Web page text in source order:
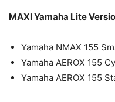
MAXI Yamaha Lite
Yamaha NMAX 155
Yamaha AEROX 155
Yamaha AEROX 155